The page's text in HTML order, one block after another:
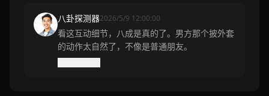
八卦探测器2026/5/9 12:00:00
看这互动细节，八成是真的了。男方那个披外套
的动作太自然了，不像是普通朋友。